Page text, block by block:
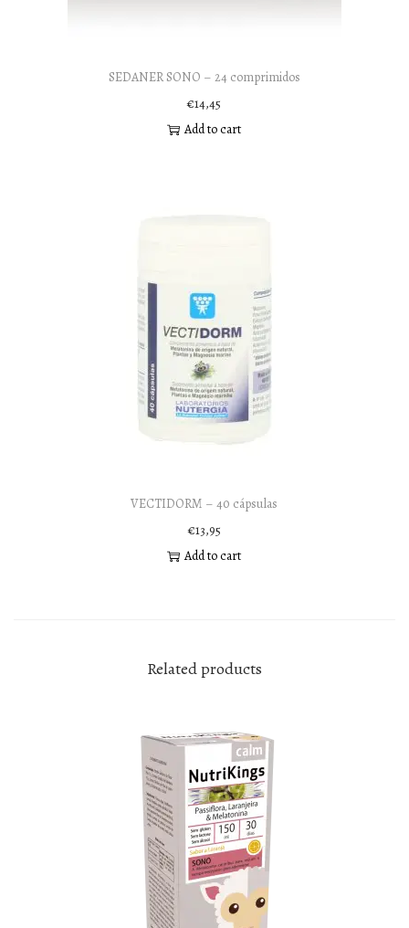
SEDANER SONO – 24 comprimidos
€14,45
Add to cart
VECTIDORM – 40 cápsulas
€13,95
Add to cart
Related products